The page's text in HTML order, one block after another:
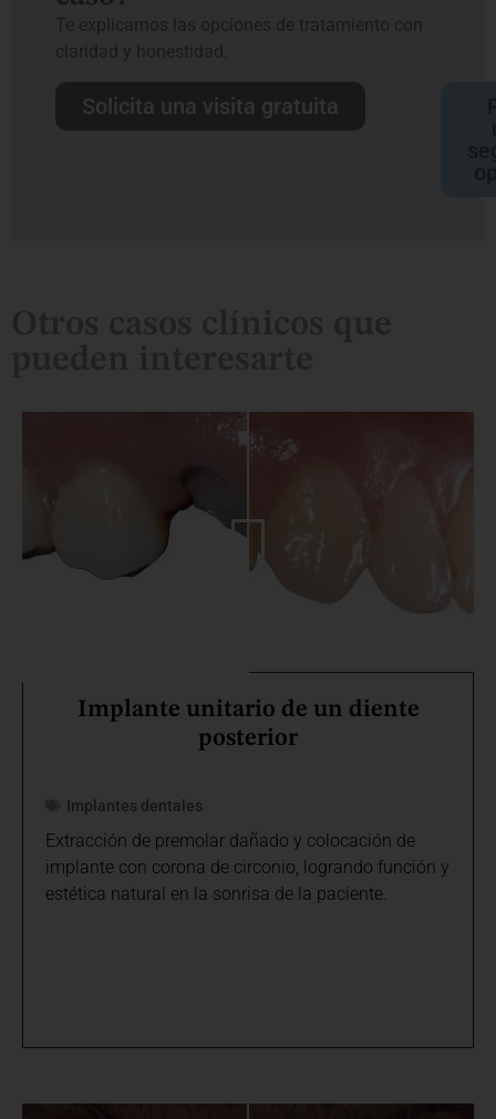
Solicita una visita gratuita
Implante unitario de un diente
posterior
Implantes dentales
Extracción de premolar dañado y colocación de
implante con corona de circonio, logrando función y
estética natural en la sonrisa de la paciente.